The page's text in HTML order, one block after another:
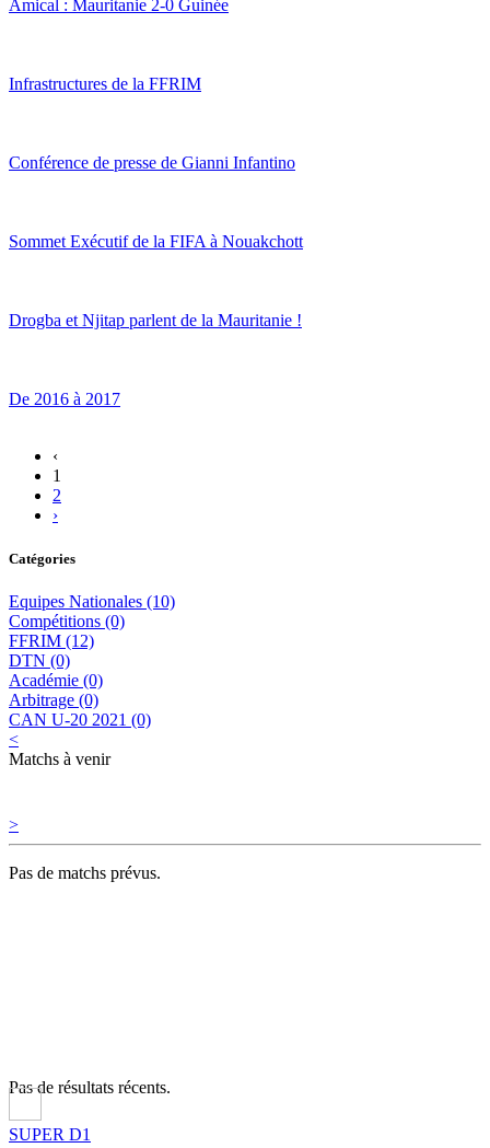
Amical : Mauritanie 2-0 Guinée
Infrastructures de la FFRIM
Conférence de presse de Gianni Infantino
Sommet Exécutif de la FIFA à Nouakchott
Drogba et Njitap parlent de la Mauritanie !
De 2016 à 2017
‹
1
2
›
Catégories
Equipes Nationales (10)
Compétitions (0)
FFRIM (12)
DTN (0)
Académie (0)
Arbitrage (0)
CAN U-20 2021 (0)
<
Matchs à venir
>
Pas de matchs prévus.
Pas de résultats récents.
SUPER D1